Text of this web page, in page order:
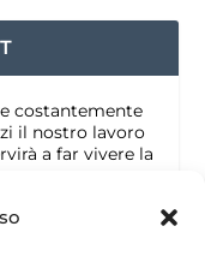
costantemente
il nostro lavoro
a far vivere la